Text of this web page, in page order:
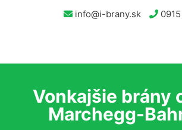
info@i-brany.sk
Vonkajšie brány
Marchegg-